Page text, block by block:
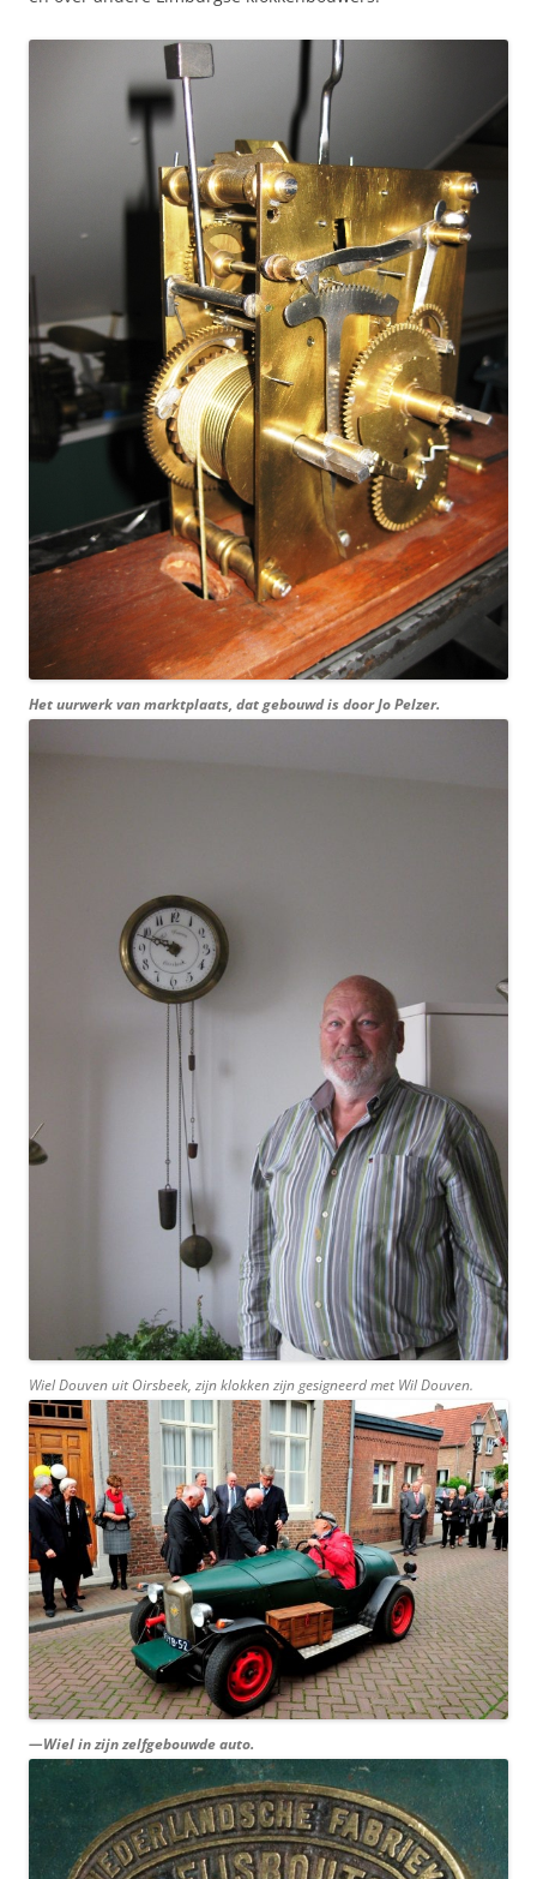
Het uurwerk van marktplaats, dat gebouwd is door Jo Pelzer.
Wiel Douven uit Oirsbeek, zijn klokken zijn gesigneerd met Wil Douven.
—Wiel in zijn zelfgebouwde auto.